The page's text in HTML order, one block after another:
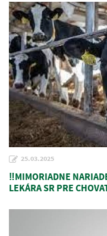
25.03.2025
‼️MIMORIADNE
LEKÁRA SR PRE